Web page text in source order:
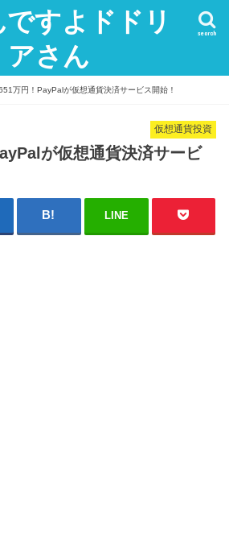
すよドドリ
アさん
search
万円！PayPalが仮想通貨決済サービス開始！
仮想通貨投資
が仮想通貨決済サービ
LINE